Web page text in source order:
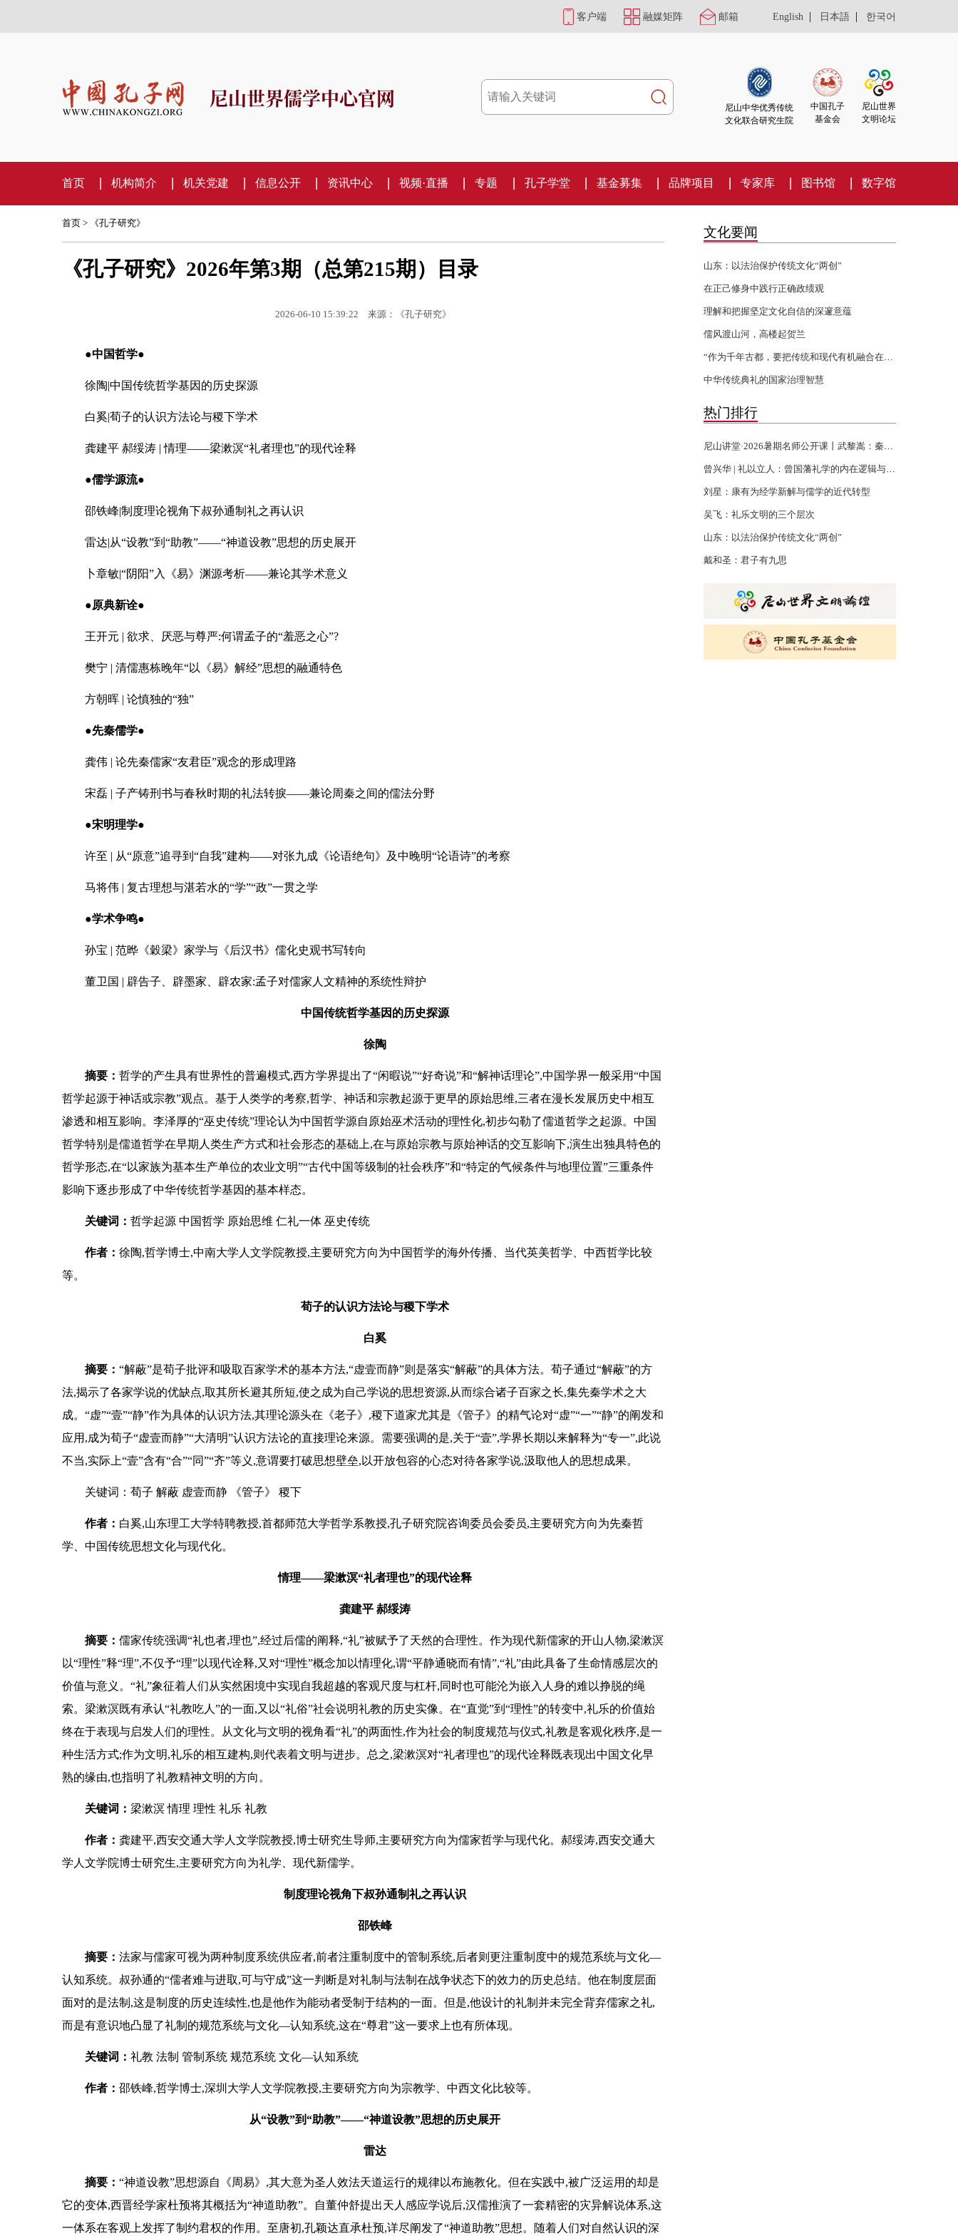
客户端 融媒矩阵 邮箱 English | 日本語 | 한국어
尼山世界儒学中心官网
尼山中华优秀传统
文化联合研究生院
中国孔子
基金会
尼山世界
文明论坛
首页 机构简介 机关党建 信息公开 资讯中心 视频·直播 专题 孔子学堂 基金募集 品牌项目 专家库 图书馆 数字馆
首页 > 《孔子研究》
《孔子研究》2026年第3期（总第215期）目录
2026-06-10 15:39:22 来源：《孔子研究》
●中国哲学●
徐陶|中国传统哲学基因的历史探源
白奚|荀子的认识方法论与稷下学术
龚建平 郝绥涛 | 情理——梁漱溟“礼者理也”的现代诠释
●儒学源流●
邵铁峰|制度理论视角下叔孙通制礼之再认识
雷达|从“设教”到“助教”——“神道设教”思想的历史展开
卜章敏|“阴阳”入《易》渊源考析——兼论其学术意义
●原典新诠●
王开元 | 欲求、厌恶与尊严:何谓孟子的“羞恶之心”?
樊宁 | 清儒惠栋晚年“以《易》解经”思想的融通特色
方朝晖 | 论慎独的“独”
●先秦儒学●
龚伟 | 论先秦儒家“友君臣”观念的形成理路
宋磊 | 子产铸刑书与春秋时期的礼法转捩——兼论周秦之间的儒法分野
●宋明理学●
许至 | 从“原意”追寻到“自我”建构——对张九成《论语绝句》及中晚明“论语诗”的考察
马将伟 | 复古理想与湛若水的“学”“政”一贯之学
●学术争鸣●
孙宝 | 范晔《穀梁》家学与《后汉书》儒化史观书写转向
董卫国 | 辟告子、辟墨家、辟农家:孟子对儒家人文精神的系统性辩护
中国传统哲学基因的历史探源
徐陶
摘要： 哲学的产生具有世界性的普遍模式,西方学界提出了“闲暇说”“好奇说”和“解神话理论”,中国学界一般采用“中国
哲学起源于神话或宗教”观点。基于人类学的考察,哲学、神话和宗教起源于更早的原始思维,三者在漫长发展历史中相互
渗透和相互影响。李泽厚的“巫史传统”理论认为中国哲学源自原始巫术活动的理性化,初步勾勒了儒道哲学之起源。中国
哲学特别是儒道哲学在早期人类生产方式和社会形态的基础上,在与原始宗教与原始神话的交互影响下,演生出独具特色的
哲学形态,在“以家族为基本生产单位的农业文明”“古代中国等级制的社会秩序”和“特定的气候条件与地理位置”三重条件
影响下逐步形成了中华传统哲学基因的基本样态。
关键词： 哲学起源 中国哲学 原始思维 仁礼一体 巫史传统
作者： 徐陶,哲学博士,中南大学人文学院教授,主要研究方向为中国哲学的海外传播、当代英美哲学、中西哲学比较
等。
荀子的认识方法论与稷下学术
白奚
摘要： “解蔽”是荀子批评和吸取百家学术的基本方法,“虚壹而静”则是落实“解蔽”的具体方法。荀子通过“解蔽”的方
法,揭示了各家学说的优缺点,取其所长避其所短,使之成为自己学说的思想资源,从而综合诸子百家之长,集先秦学术之大
成。“虚”“壹”“静”作为具体的认识方法,其理论源头在《老子》,稷下道家尤其是《管子》的精气论对“虚”“一”“静”的阐发和
应用,成为荀子“虚壹而静”“大清明”认识方法论的直接理论来源。需要强调的是,关于“壹”,学界长期以来解释为“专一”,此说
不当,实际上“壹”含有“合”“同”“齐”等义,意谓要打破思想壁垒,以开放包容的心态对待各家学说,汲取他人的思想成果。
关键词：荀子 解蔽 虚壹而静 《管子》 稷下
作者： 白奚,山东理工大学特聘教授,首都师范大学哲学系教授,孔子研究院咨询委员会委员,主要研究方向为先秦哲
学、中国传统思想文化与现代化。
情理——梁漱溟“礼者理也”的现代诠释
龚建平 郝绥涛
摘要： 儒家传统强调“礼也者,理也”,经过后儒的阐释,“礼”被赋予了天然的合理性。作为现代新儒家的开山人物,梁漱溟
以“理性”释“理”,不仅予“理”以现代诠释,又对“理性”概念加以情理化,谓“平静通晓而有情”,“礼”由此具备了生命情感层次的
价值与意义。“礼”象征着人们从实然困境中实现自我超越的客观尺度与杠杆,同时也可能沦为嵌入人身的难以挣脱的绳
索。梁漱溟既有承认“礼教吃人”的一面,又以“礼俗”社会说明礼教的历史实像。在“直觉”到“理性”的转变中,礼乐的价值始
终在于表现与启发人们的理性。从文化与文明的视角看“礼”的两面性,作为社会的制度规范与仪式,礼教是客观化秩序,是一
种生活方式;作为文明,礼乐的相互建构,则代表着文明与进步。总之,梁漱溟对“礼者理也”的现代诠释既表现出中国文化早
熟的缘由,也指明了礼教精神文明的方向。
关键词： 梁漱溟 情理 理性 礼乐 礼教
作者： 龚建平,西安交通大学人文学院教授,博士研究生导师,主要研究方向为儒家哲学与现代化。郝绥涛,西安交通大
学人文学院博士研究生,主要研究方向为礼学、现代新儒学。
制度理论视角下叔孙通制礼之再认识
邵铁峰
摘要： 法家与儒家可视为两种制度系统供应者,前者注重制度中的管制系统,后者则更注重制度中的规范系统与文化—
认知系统。叔孙通的“儒者难与进取,可与守成”这一判断是对礼制与法制在战争状态下的效力的历史总结。他在制度层面
面对的是法制,这是制度的历史连续性,也是他作为能动者受制于结构的一面。但是,他设计的礼制并未完全背弃儒家之礼,
而是有意识地凸显了礼制的规范系统与文化—认知系统,这在“尊君”这一要求上也有所体现。
关键词： 礼教 法制 管制系统 规范系统 文化—认知系统
作者： 邵铁峰,哲学博士,深圳大学人文学院教授,主要研究方向为宗教学、中西文化比较等。
从“设教”到“助教”——“神道设教”思想的历史展开
雷达
摘要： “神道设教”思想源自《周易》,其大意为圣人效法天道运行的规律以布施教化。但在实践中,被广泛运用的却是
它的变体,西晋经学家杜预将其概括为“神道助教”。自董仲舒提出天人感应学说后,汉儒推演了一套精密的灾异解说体系,这
一体系在客观上发挥了制约君权的作用。至唐初,孔颖达直承杜预,详尽阐发了“神道助教”思想。随着人们对自然认识的深
文化要闻
山东：以法治保护传统文化“两创”
在正己修身中践行正确政绩观
理解和把握坚定文化自信的深邃意蕴
儒风渡山河，高楼起贺兰
中华传统典礼的国家治理智慧
热门排行
刘星：康有为经学新解与儒学的近代转型
吴飞：礼乐文明的三个层次
山东：以法治保护传统文化“两创”
戴和圣：君子有九思